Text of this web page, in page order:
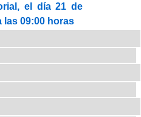
el día 21 de
las 09:00 horas